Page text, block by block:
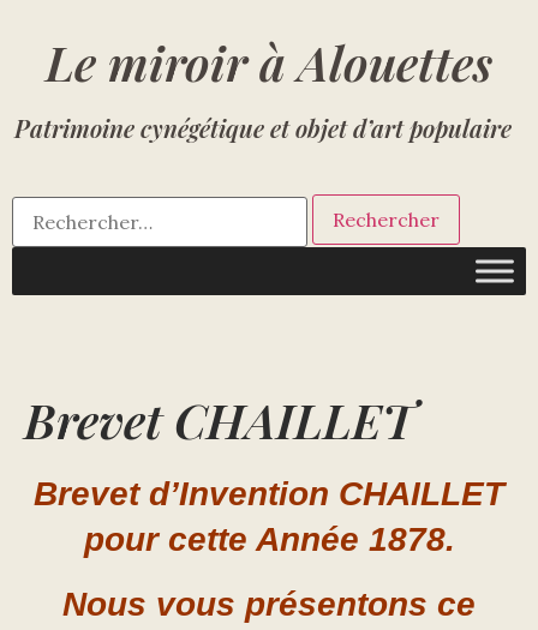
Le miroir à Alouettes
Patrimoine cynégétique et objet d’art populaire
Brevet CHAILLET
Brevet d’Invention CHAILLET
pour cette Année 1878.
Nous vous présentons ce